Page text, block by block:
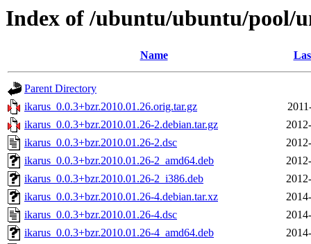
Index of /ubuntu/ubuntu/pool/
Name
Parent Directory
ikarus_0.0.3+bzr.2010.01.26.orig.tar.gz
ikarus_0.0.3+bzr.2010.01.26-2.debian.tar.gz
ikarus_0.0.3+bzr.2010.01.26-2.dsc
ikarus_0.0.3+bzr.2010.01.26-2_amd64.deb
ikarus_0.0.3+bzr.2010.01.26-2_i386.deb
ikarus_0.0.3+bzr.2010.01.26-4.debian.tar.xz
ikarus_0.0.3+bzr.2010.01.26-4.dsc
ikarus_0.0.3+bzr.2010.01.26-4_amd64.deb